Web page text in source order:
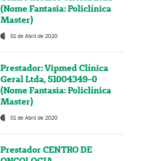
(Nome Fantasia: Policlínica
Master)
01 de Abril de 2020
Prestador: Vipmed Clínica
Geral Ltda, 51004349-0
(Nome Fantasia: Policlínica
Master)
01 de Abril de 2020
Prestador CENTRO DE